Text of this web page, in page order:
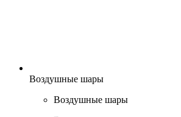
Воздушные шары
Воздушные шары